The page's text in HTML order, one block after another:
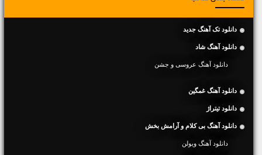
دانلود تک آهنگ جدید
دانلود آهنگ شاد
دانلود آهنگ عروسی و جشن
دانلود آهنگ غمگین
دانلود تیتراژ
دانلود آهنگ بی کلام و آرامش بخش
دانلود آهنگ ویولن